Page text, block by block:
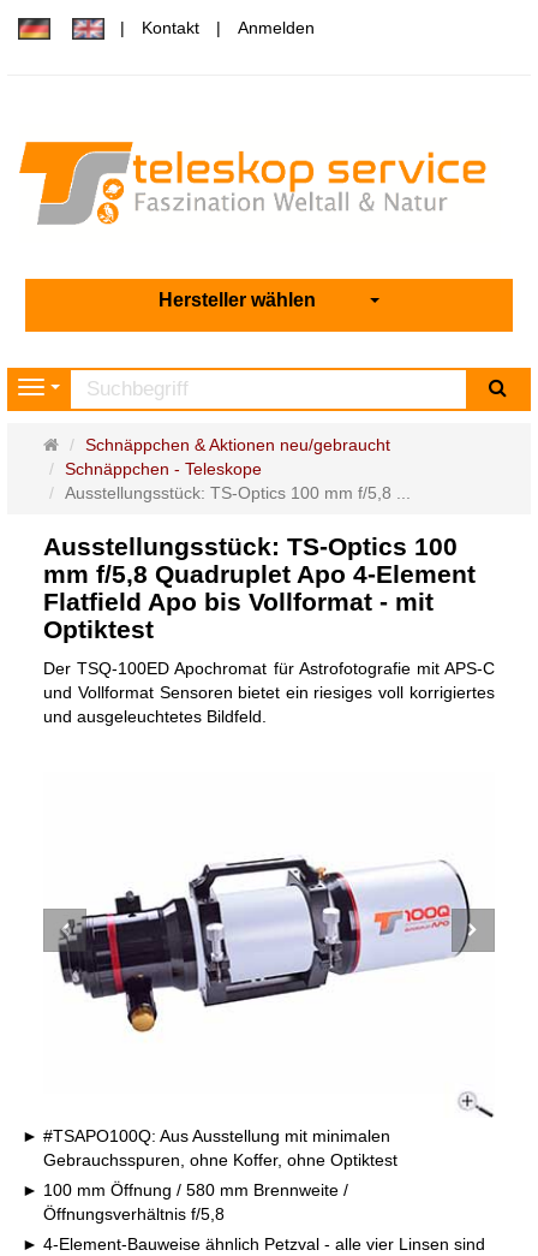
Kontakt Anmelden
Hersteller wählen
Navigation
Startseite
Schnäppchen & Aktionen neu/gebraucht
Schnäppchen - Teleskope
Ausstellungsstück: TS-Optics 100 mm f/5,8 ...
Ausstellungsstück: TS-Optics 100
mm f/5,8 Quadruplet Apo 4-Element
Flatfield Apo bis Vollformat - mit
Optiktest
Der TSQ-100ED Apochromat für Astrofotografie mit APS-C
und Vollformat Sensoren bietet ein riesiges voll korrigiertes
und ausgeleuchtetes Bildfeld.
#TSAPO100Q: Aus Ausstellung mit minimalen
Gebrauchsspuren, ohne Koffer, ohne Optiktest
100 mm Öffnung / 580 mm Brennweite /
Öffnungsverhältnis f/5,8
4-Element-Bauweise ähnlich Petzval - alle vier Linsen sind